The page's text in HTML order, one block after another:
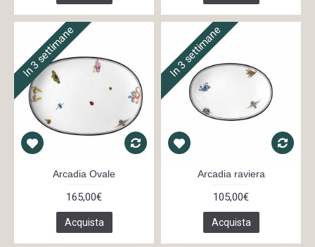
In 3 settimane
Arcadia Ovale
165,00€
Acquista
In 3 settimane
Arcadia raviera
105,00€
Acquista